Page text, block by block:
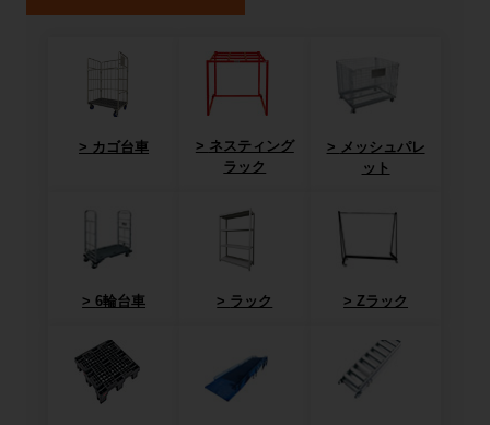
カゴ台車
ネスティング
ラック
メッシュパレ
ット
6輪台車 ラック Zラック